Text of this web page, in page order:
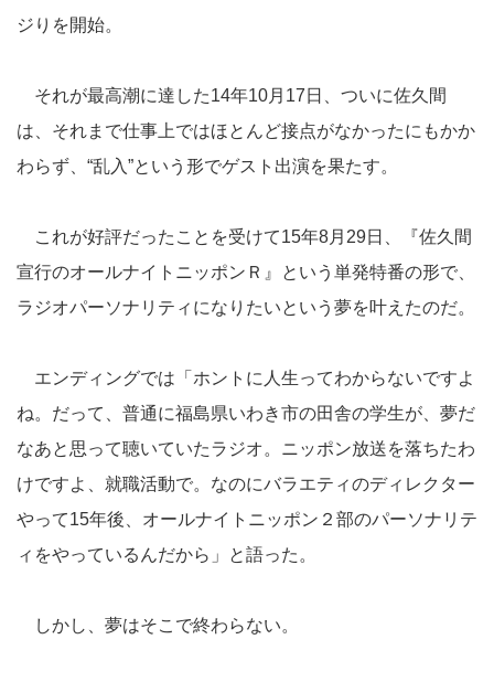
ジりを開始。
それが最高潮に達した14年10月17日、ついに佐久間
は、それまで仕事上ではほとんど接点がなかったにもかか
わらず、“乱入”という形でゲスト出演を果たす。
これが好評だったことを受けて15年8月29日、『佐久間
宣行のオールナイトニッポンＲ』という単発特番の形で、
ラジオパーソナリティになりたいという夢を叶えたのだ。
エンディングでは「ホントに人生ってわからないですよ
ね。だって、普通に福島県いわき市の田舎の学生が、夢だ
なあと思って聴いていたラジオ。ニッポン放送を落ちたわ
けですよ、就職活動で。なのにバラエティのディレクター
やって15年後、オールナイトニッポン２部のパーソナリテ
ィをやっているんだから」と語った。
しかし、夢はそこで終わらない。